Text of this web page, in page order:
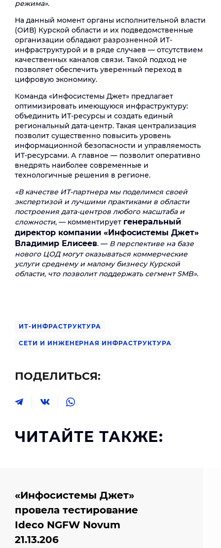
режима».
На данный момент органы исполнительной власти
(ОИВ) Курской области и их подведомственные
организации обладают разрозненной ИТ-
инфраструктурой и в ряде случаев — отсутствием
качественных каналов связи. Такой подход не
позволяет обеспечить уверенный переход в
цифровую экономику.
Команда «Инфосистемы Джет» предлагает
оптимизировать имеющуюся инфраструктуру:
объединить ИТ-ресурсы и создать единый
региональный дата-центр. Такая централизация
позволит существенно повысить уровень
информационной безопасности и управляемость
ИТ-ресурсами. А главное — позволит оперативно
внедрять наиболее современные и
технологичные решения в регионе.
«В качестве ИТ-партнера мы поделимся своей
экспертизой и лучшими практиками в области
построения дата-центров любого масштаба и
сложности, — комментирует генеральный
директор компании «Инфосистемы Джет»
Владимир Елисеев. — В перспективе на базе
нового ЦОД могут оказываться коммерческие
услуги среднему и малому бизнесу Курской
области, что позволит поддержать сегмент SMB».
ИТ-ИНФРАСТРУКТУРА
СЕТИ И ИНЖЕНЕРНАЯ ИНФРАСТРУКТУРА
ПОДЕЛИТЬСЯ:
ЧИТАЙТЕ ТАКЖЕ:
«Инфосистемы Джет»
провела тестирование
Ideco NGFW Novum
21.13.206